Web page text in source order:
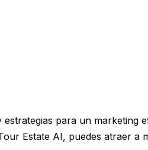
para un marketing
Estate AI, puedes atraer a